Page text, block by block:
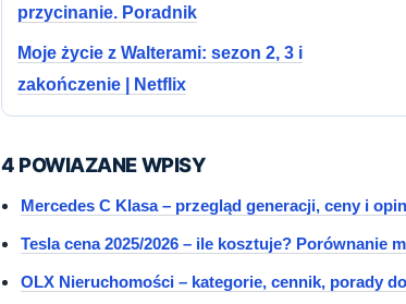
przycinanie. Poradnik
Moje życie z Walterami: sezon 2, 3 i
zakończenie | Netflix
4 POWIAZANE WPISY
Mercedes C Klasa – przegląd generacji, ceny i
Tesla cena 2025/2026 – ile kosztuje? Porównanie
OLX Nieruchomości – kategorie, cennik, porady